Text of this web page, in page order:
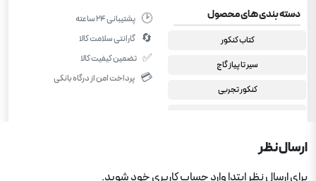
دسته بندی های محصول
کتاب کنکور
سیر تا پیاز گاج
کنکور تجربی
🕑 پشتیبانی ۲۴ ساعته
🔄 گارانتی سلامت کالا
✅ تضمین کیفیت کالا
💳 پرداخت امن از درگاه بانکی
ارسال نظر
برای ارسال نظر ابتدا وارد حساب کاربری خود شوید.